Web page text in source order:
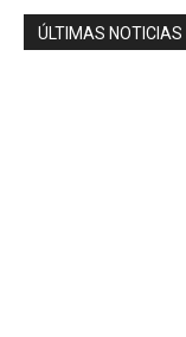
ÚLTIMAS NOTICIAS